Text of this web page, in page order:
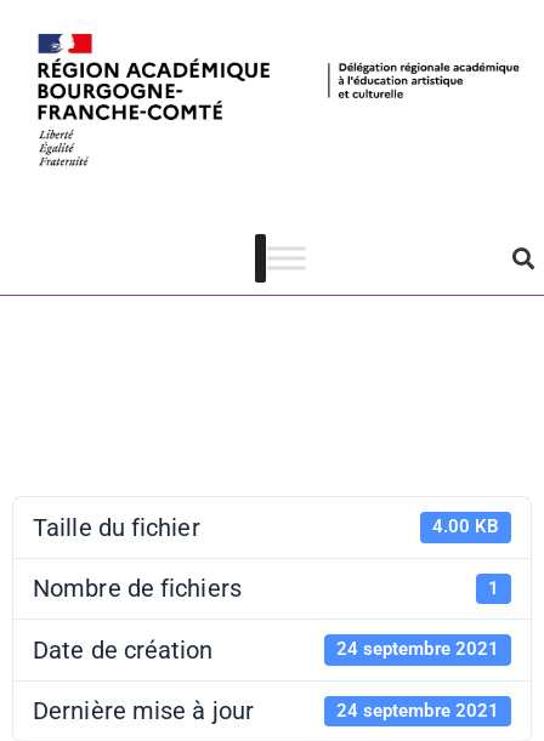
Catalogue des
projets La
classe, l’œuvre
Taille du fichier 4.00 KB
Nombre de fichiers 1
Date de création 24 septembre 2021
Dernière mise à jour 24 septembre 2021